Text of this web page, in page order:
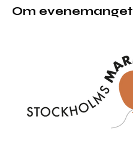
Om evenemanget